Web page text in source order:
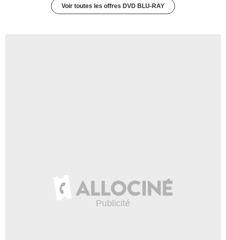
Voir toutes les offres DVD BLU-RAY